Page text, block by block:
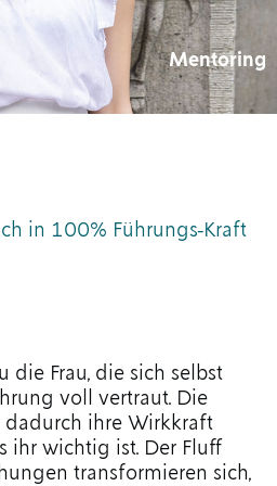
Mentoring
in 100% Führungs-Kraft
die Frau, die sich selbst
voll vertraut. Die
ihre Wirkkraft
ihr wichtig ist. Der Fluff
transformieren sich,